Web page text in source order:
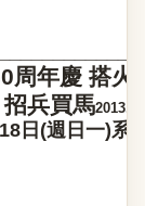
周年慶 搭火
招兵買馬
日(週日一)系